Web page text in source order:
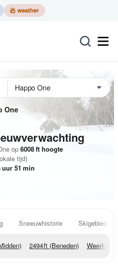
One
op 6008ft hoogte
tijd)
uur 51 min
Sneeuwhistorie Skigebied
2494ft (Beneden)